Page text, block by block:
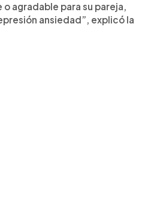
agradable para su pareja,
ansiedad”, explicó la